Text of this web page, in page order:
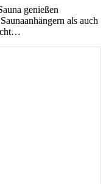
genießen
als auch